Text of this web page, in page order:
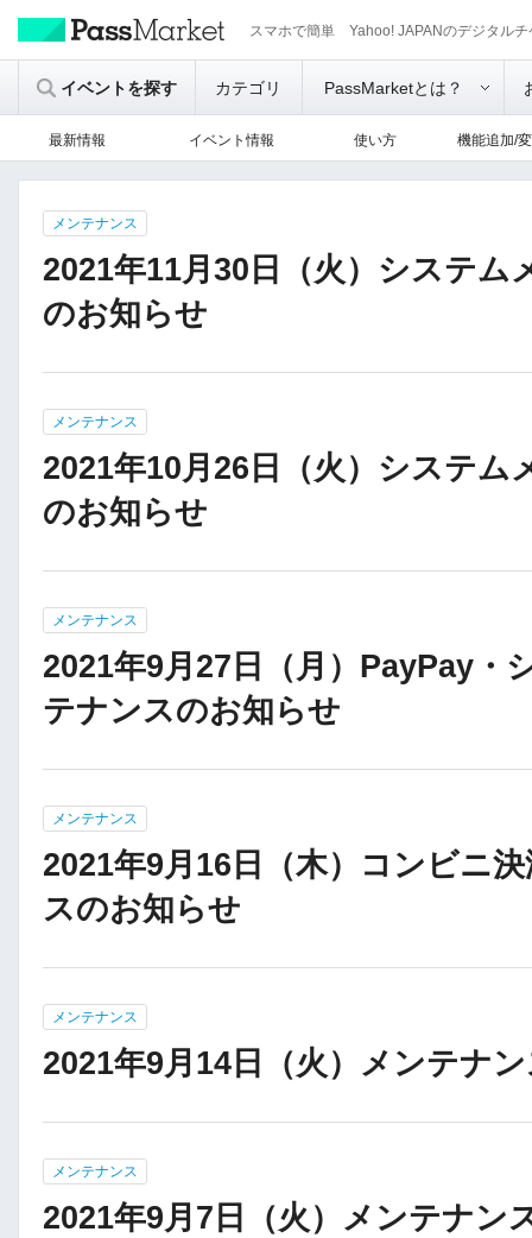
スマホで簡単 Yahoo! JAPANのデジタルチ
イベントを探す カテゴリ PassMarketとは？
最新情報 イベント情報 使い方 機能追加/
メンテナンス
2021年11月30日（火）システム
のお知らせ
メンテナンス
2021年10月26日（火）システム
のお知らせ
メンテナンス
2021年9月27日（月）PayPay・
テナンスのお知らせ
メンテナンス
2021年9月16日（木）コンビニ
スのお知らせ
メンテナンス
2021年9月14日（火）メンテナ
メンテナンス
2021年9月7日（火）メンテナン